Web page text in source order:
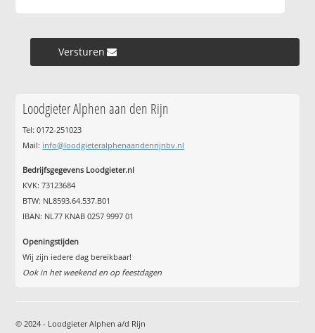
Versturen »
Loodgieter Alphen aan den Rijn
Tel: 0172-251023
Mail: info@loodgieteralphenaandenrijnbv.nl
Bedrijfsgegevens Loodgieter.nl
KVK: 73123684
BTW: NL8593.64.537.B01
IBAN: NL77 KNAB 0257 9997 01
Openingstijden
Wij zijn iedere dag bereikbaar!
Ook in het weekend en op feestdagen
© 2024 - Loodgieter Alphen a/d Rijn